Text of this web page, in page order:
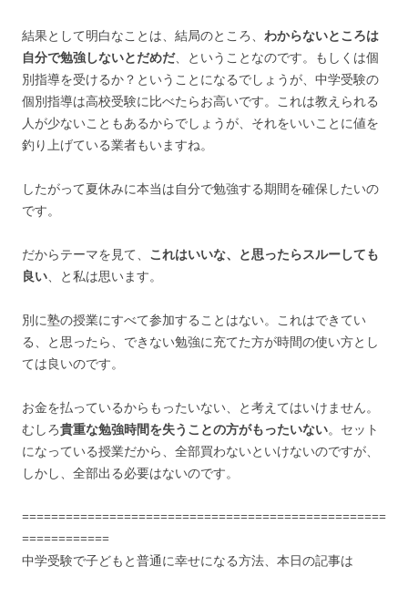
結果として明白なことは、結局のところ、 わからないところは
自分で勉強しないとだめだ、ということなのです。もしくは個
別指導を受けるか？ということになるでしょうが、中学受験の
個別指導は高校受験に比べたらお高いです。これは教えられる
人が少ないこともあるからでしょうが、それをいいことに値を
釣り上げている業者もいますね。
したがって夏休みに本当は自分で勉強する期間を確保したいの
です。
だからテーマを見て、 これはいいな、と思ったらスルーしても
良い 、と私は思います。
別に塾の授業にすべて参加することはない。これはできてい
る、と思ったら、できない勉強に充てた方が時間の使い方とし
ては良いのです。
お金を払っているからもったいない、と考えてはいけません。
むしろ貴重な勉強時間を失うことの方がもったいない。セット
になっている授業だから、全部買わないといけないのですが、
しかし、全部出る必要はないのです。
==================================================
============
中学受験で子どもと普通に幸せになる方法、本日の記事は